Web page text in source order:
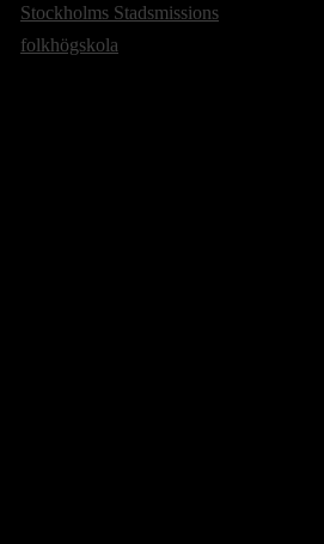
Stockholms Stadsmissions
folkhögskola